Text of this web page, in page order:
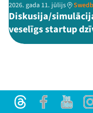
2026. gada 11. jūlijs
Diskusija/
veselīgs startup
ThreadsFacebookYoutube